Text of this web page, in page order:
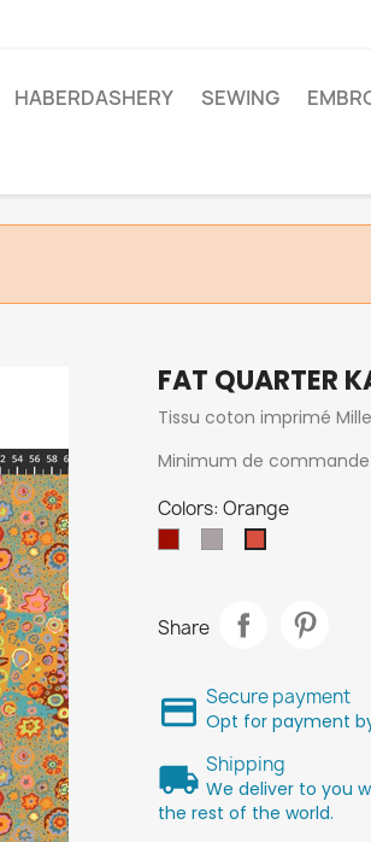
HABERDASHERY SEWING
FAT QUARTER
Tissu coton imprimé
Minimum de
Colors: Orange
Share
Secure payment
Opt for payment
Shipping
We deliver to you
the rest of the world.